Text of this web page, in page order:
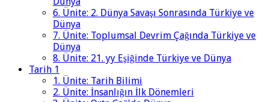
6. Ünite: 2. Dünya Savaşı Sonrasında Türkiye ve
Dünya
7. Ünite: Toplumsal Devrim Çağında Türkiye ve
Dünya
8. Ünite: 21. yy Eşiğinde Türkiye ve Dünya
Tarih 1
1. Ünite: Tarih Bilimi
2. Ünite: İnsanlığın İlk Dönemleri